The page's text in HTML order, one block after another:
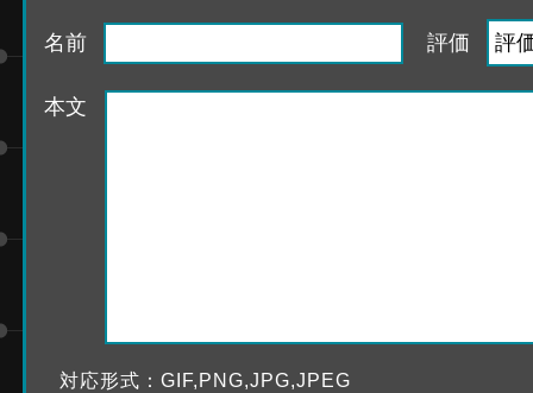
名前 評価
本文
対応形式：GIF,PNG,JPG,JPEG